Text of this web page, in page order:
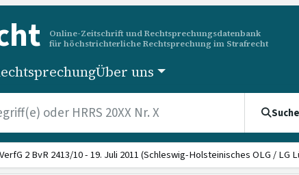
Online-Zeitschrift und Rechtsprechungsdatenbank
für höchstrichterliche Rechtsprechung im Strafrecht
Über uns
2 BvR 2413/10 - 19. Juli 2011 (Schleswig-Holsteinisches OLG / LG